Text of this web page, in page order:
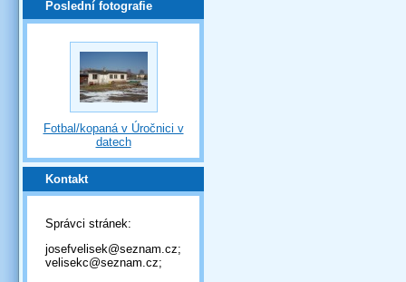
Poslední fotografie
Fotbal/kopaná v Úročnici v
datech
Kontakt
Správci stránek:
josefvelisek@seznam.cz;
velisekc@seznam.cz;